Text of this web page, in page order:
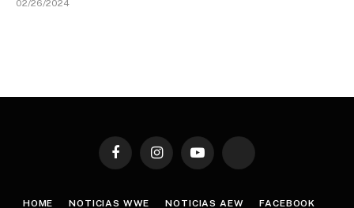
02/26/2024
FacebookInstagramYouTube TikTok
HOME NOTICIAS WWE NOTICIAS AEW FACEBOOK